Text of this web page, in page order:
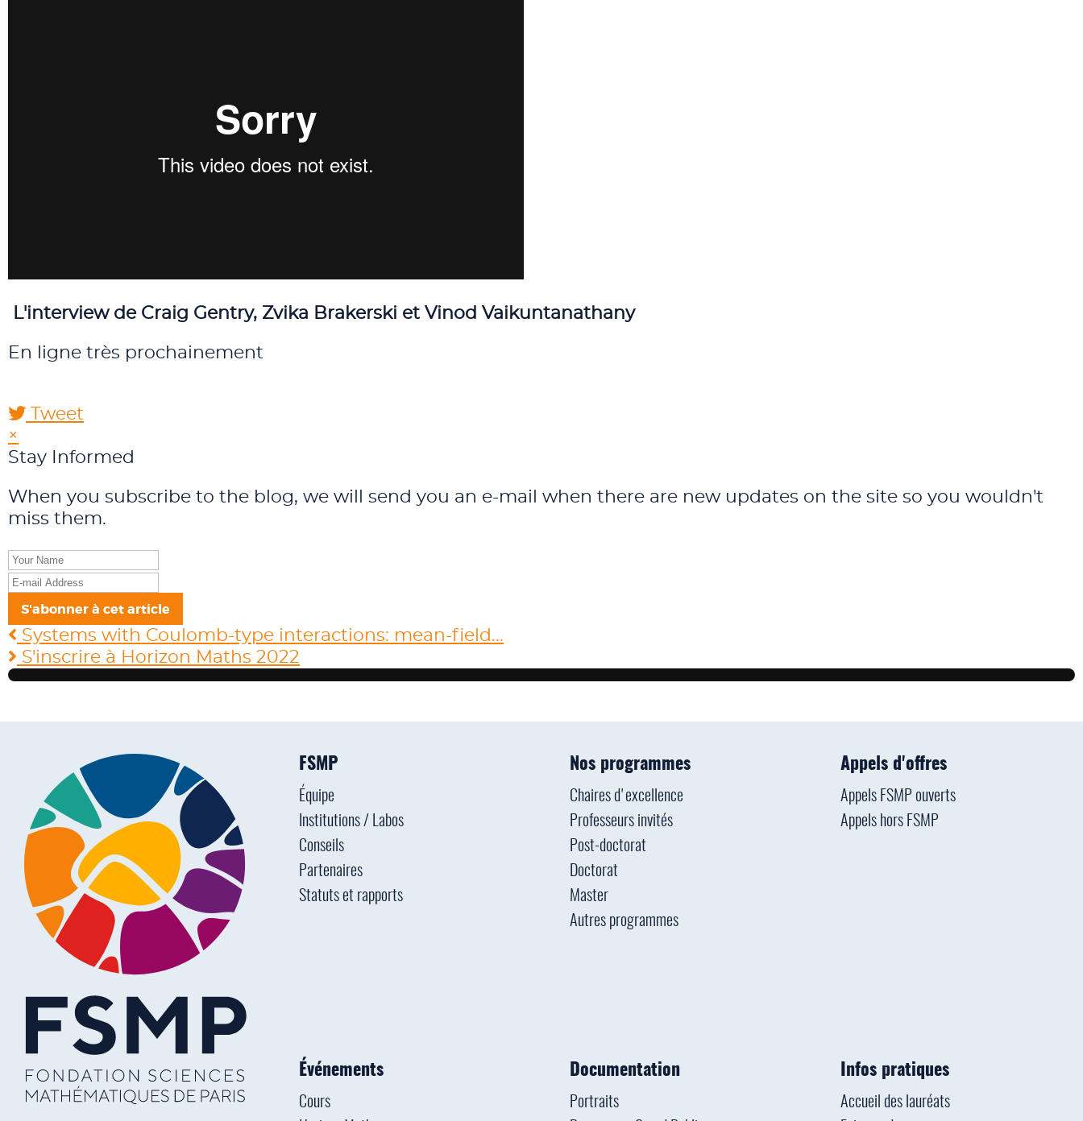
L'interview de Craig Gentry, Zvika Brakerski et Vinod Vaikuntanathany
En ligne très prochainement
Tweet
×
Stay Informed
When you subscribe to the blog, we will send you an e-mail when there are new updates on the site so you wouldn't
miss them.
Your
Name
E-
mail
Address
S'abonner à cet article
Systems with Coulomb-type interactions: mean-field...
S'inscrire à Horizon Maths 2022
FSMP
Équipe
Institutions / Labos
Conseils
Partenaires
Statuts et rapports
Événements
Cours
Nos programmes
Chaires d'excellence
Professeurs invités
Post-doctorat
Doctorat
Master
Autres programmes
Documentation
Portraits
Appels d'offres
Appels FSMP ouverts
Appels hors FSMP
Infos pratiques
Accueil des lauréats